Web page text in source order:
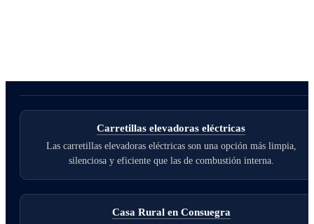
Carretillas elevadoras eléctricas
Las carretillas elevadoras eléctricas son una opción más limpia,
silenciosa y eficiente que las de combustión interna.
Casa Rural en Consuegra